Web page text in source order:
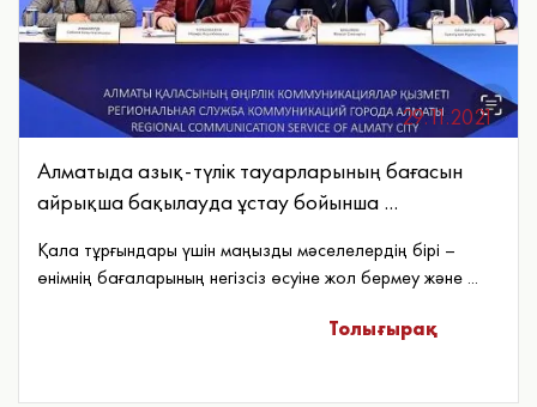
29.11.2021
Алматыда азық-түлік тауарларының бағасын
айрықша бақылауда ұстау бойынша ...
Қала тұрғындары үшін маңызды мәселелердің бірі –
өнімнің бағаларының негізсіз өсуіне жол бермеу және ...
Толығырақ